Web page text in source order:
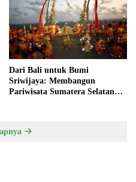
Dari Bali untuk Bumi
Sriwijaya: Membangun
Pariwisata Sumatera Selatan